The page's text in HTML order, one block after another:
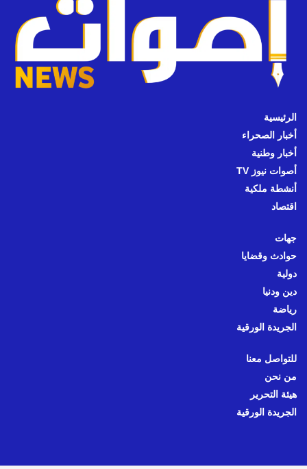
الرئيسية
أخبار الصحراء
أخبار وطنية
أصوات نيوز TV
أنشطة ملكية
اقتصاد
جهات
حوادث وقضايا
دولية
دين ودنيا
رياضة
الجريدة الورقية
للتواصل معنا
من نحن
هيئة التحرير
الجريدة الورقية